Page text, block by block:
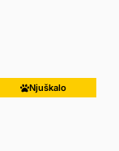
Njuškalo